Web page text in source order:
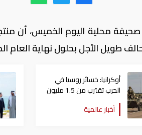
صحيفة محلية اليوم الخميس، أن
طويل الأجل بحلول نهاية العام
أوكرانيا: خسائر روسيا في
الحرب تقترب من 1.5 مليون
عسكري
أخبار عالمية